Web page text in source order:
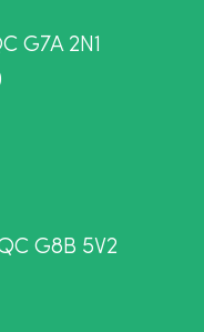
G7A 2N1
G8B 5V2